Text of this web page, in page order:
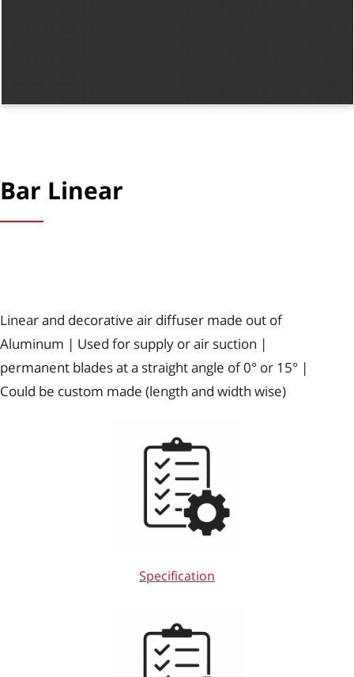
Bar Linear​
Linear and decorative air diffuser made out of
Aluminum | Used for supply or air suction |
permanent blades at a straight angle of 0° or 15° |
Could be custom made (length and width wise)
Specification